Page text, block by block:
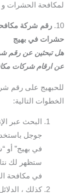
لمكافحة الحشرات
10. رقم شركة
حشرات في بهيج
هل تبحثين عن رقم
عن ارقام شركات
للحبهيج على رقم
الخطوات التالية:
البحث عبر
جوجل
في بهيج” أو
ستظهر لك
في مكافحة
كذلك ،